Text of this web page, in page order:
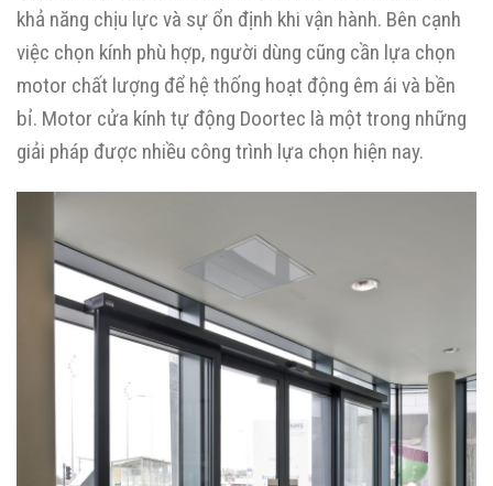
khả năng chịu lực và sự ổn định khi vận hành. Bên cạnh
việc chọn kính phù hợp, người dùng cũng cần lựa chọn
motor chất lượng để hệ thống hoạt động êm ái và bền
bỉ. Motor cửa kính tự động Doortec là một trong những
giải pháp được nhiều công trình lựa chọn hiện nay.